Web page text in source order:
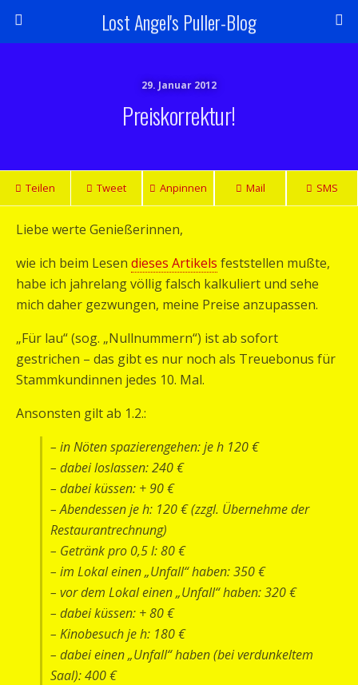
Lost Angel's Puller-Blog
29. Januar 2012
Preiskorrektur!
Teilen Tweet Anpinnen Mail SMS
Liebe werte Genießerinnen,
wie ich beim Lesen dieses Artikels feststellen mußte,
habe ich jahrelang völlig falsch kalkuliert und sehe
mich daher gezwungen, meine Preise anzupassen.
„Für lau“ (sog. „Nullnummern“) ist ab sofort
gestrichen – das gibt es nur noch als Treuebonus für
Stammkundinnen jedes 10. Mal.
Ansonsten gilt ab 1.2.:
– in Nöten spazierengehen: je h 120 €
– dabei loslassen: 240 €
– dabei küssen: + 90 €
– Abendessen je h: 120 € (zzgl. Übernehme der
Restaurantrechnung)
– Getränk pro 0,5 l: 80 €
– im Lokal einen „Unfall“ haben: 350 €
– vor dem Lokal einen „Unfall“ haben: 320 €
– dabei küssen: + 80 €
– Kinobesuch je h: 180 €
– dabei einen „Unfall“ haben (bei verdunkeltem
Saal): 400 €